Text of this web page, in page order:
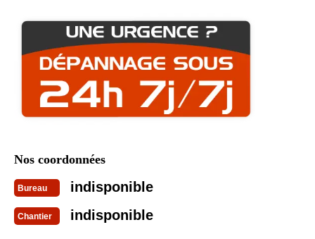
Nos coordonnées
Bureau indisponible
Chantier indisponible